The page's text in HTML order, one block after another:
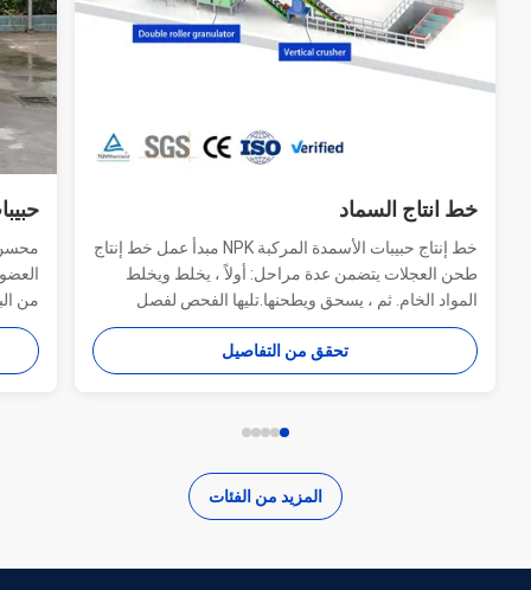
خط انتاج السماد
خط إنتاج حبيبات الأسمدة المركبة NPK مبدأ عمل خط إنتاج
طحن العجلات يتضمن عدة مراحل: أولاً ، يخلط ويخلط
المواد الخام. ثم ، يسحق ويطحنها.تليها الفحص لفصل
الحبيبات النهائية. أخيراً، يتم تعبئة المنتجات. تخطيط
المعدات مضغوط، فعالة من حيث الطاقة، ولا تنتج انبعاثات
"الثلاثة نفايات". يعمل بشكل ثابت وسهل الصي...
تحقق من التفاصيل
محسن
من
بين
المزيد من الفئات